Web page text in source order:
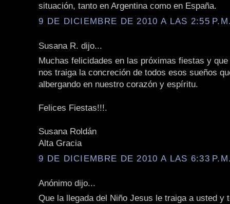
situación, tanto en Argentina como en España.
9 DE DICIEMBRE DE 2010 A LAS 2:55
Susana R. dijo...
Muchas felicidades en las próximas fiestas y
nos traiga la concreción de todos esos sueños
albergando en nuestro corazón y espíritu.
Felices Fiestas!!!.
Susana Roldán
Alta Gracia
9 DE DICIEMBRE DE 2010 A LAS 6:33
Anónimo dijo...
Que la llegada del Niño Jesus le traiga a usted y